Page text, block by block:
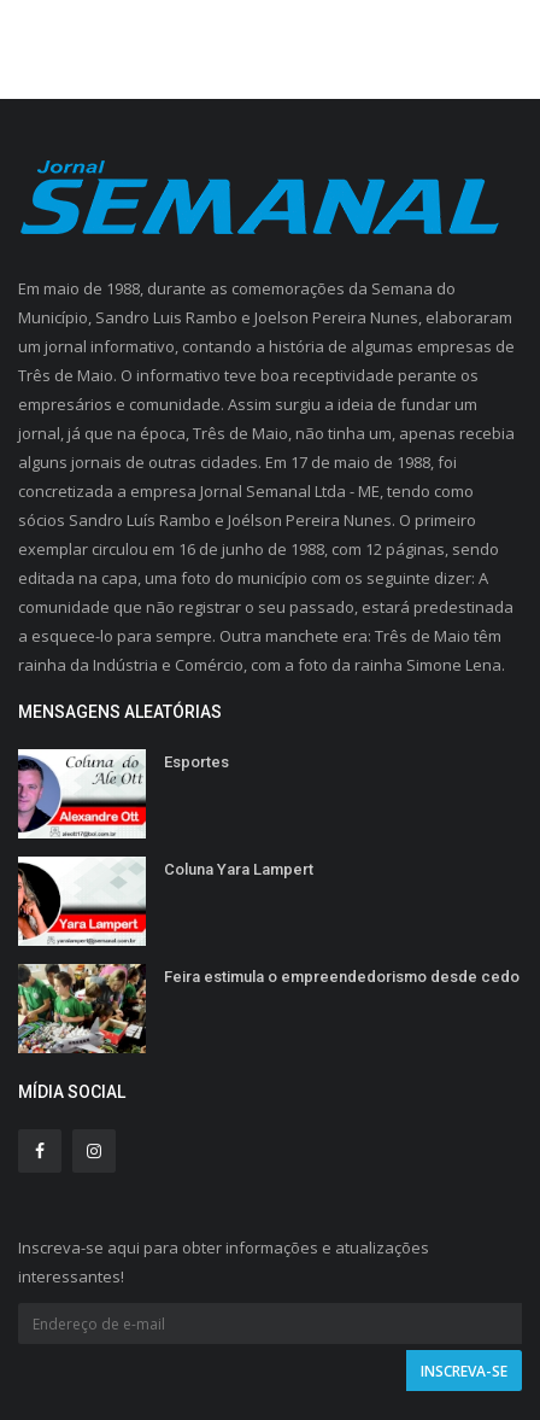
Em maio de 1988, durante as comemorações da Semana do
Município, Sandro Luis Rambo e Joelson Pereira Nunes, elaboraram
um jornal informativo, contando a história de algumas empresas de
Três de Maio. O informativo teve boa receptividade perante os
empresários e comunidade. Assim surgiu a ideia de fundar um
jornal, já que na época, Três de Maio, não tinha um, apenas recebia
alguns jornais de outras cidades. Em 17 de maio de 1988, foi
concretizada a empresa Jornal Semanal Ltda - ME, tendo como
sócios Sandro Luís Rambo e Joélson Pereira Nunes. O primeiro
exemplar circulou em 16 de junho de 1988, com 12 páginas, sendo
editada na capa, uma foto do município com os seguinte dizer: A
comunidade que não registrar o seu passado, estará predestinada
a esquece-lo para sempre. Outra manchete era: Três de Maio têm
rainha da Indústria e Comércio, com a foto da rainha Simone Lena.
MENSAGENS ALEATÓRIAS
Esportes
Coluna Yara Lampert
Feira estimula o empreendedorismo desde cedo
MÍDIA SOCIAL
Inscreva-se aqui para obter informações e atualizações
interessantes!